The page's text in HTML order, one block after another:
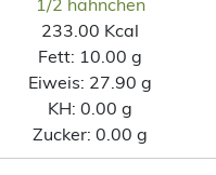
233.00 Kcal
Fett: 10.00 g
Eiweis: 27.90 g
KH: 0.00 g
Zucker: 0.00 g